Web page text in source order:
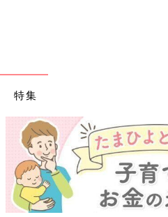
特集
【ワクチン接種